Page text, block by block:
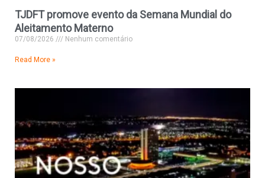
TJDFT promove evento da Semana Mundial do
Aleitamento Materno
07/08/2026 Nenhum comentário
Read More »